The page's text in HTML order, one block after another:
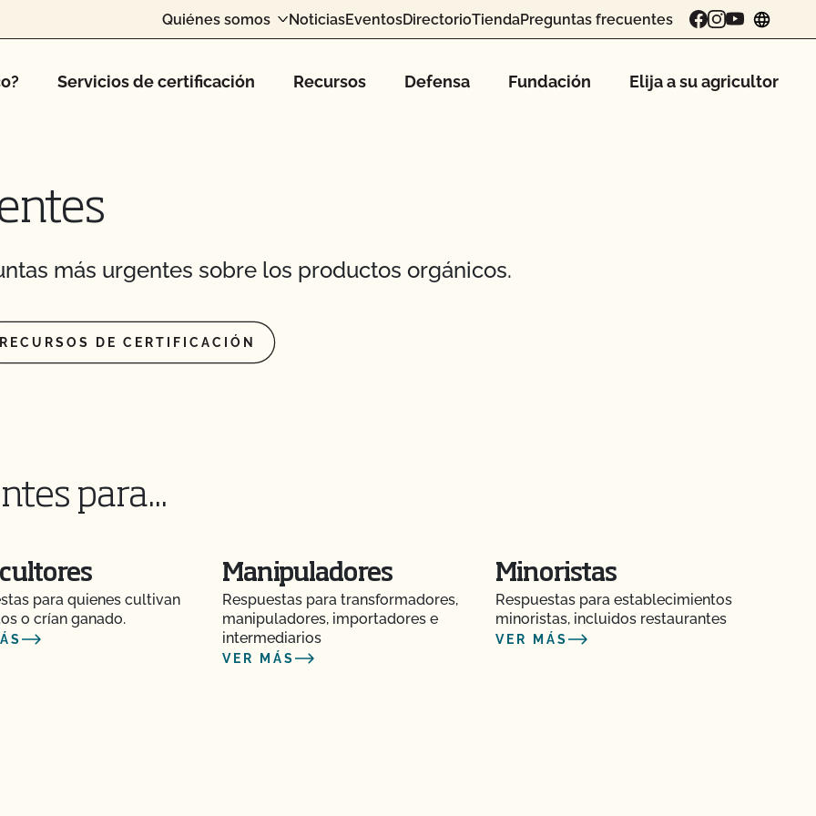
Quiénes somos NoticiasEventosDirectorioTiendaPreguntas frecuentes
Servicios de certificación Recursos Defensa Fundación Elija a su agricultor
más urgentes sobre los productos orgánicos.
RECURSOS DE CERTIFICACIÓN
para...
para quienes cultivan
o crían ganado.
Manipuladores
Respuestas para transformadores,
manipuladores, importadores e
intermediarios
VER MÁS
Minoristas
Respuestas para establecimientos
minoristas, incluidos restaurantes
VER MÁS
Sistema Orgánico
OCal con el
alimentaria?
de la inspección?
cannabis
fabricar
al CCOF?
a una nueva
o el nombre de